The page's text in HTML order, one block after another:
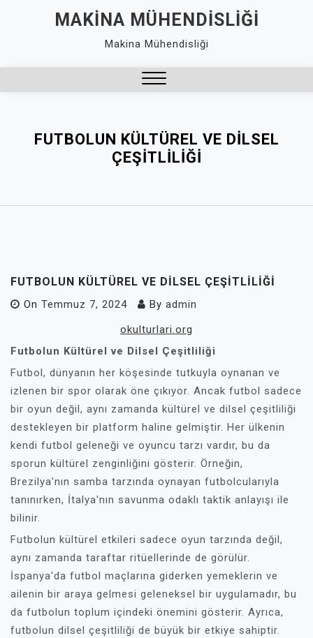
MAKINA MÜHENDISLIĞI
Makina Mühendisliği
FUTBOLUN KÜLTÜREL VE DILSEL
ÇEŞITLILIĞI
FUTBOLUN KÜLTÜREL VE DILSEL ÇEŞITLILIĞI
On Temmuz 7, 2024 By admin
okulturlari.org
Futbolun Kültürel ve Dilsel Çeşitliliği
Futbol, dünyanın her köşesinde tutkuyla oynanan ve
izlenen bir spor olarak öne çıkıyor. Ancak futbol sadece
bir oyun değil, aynı zamanda kültürel ve dilsel çeşitliliği
destekleyen bir platform haline gelmiştir. Her ülkenin
kendi futbol geleneği ve oyuncu tarzı vardır, bu da
sporun kültürel zenginliğini gösterir. Örneğin,
Brezilya'nın samba tarzında oynayan futbolcularıyla
tanınırken, İtalya'nın savunma odaklı taktik anlayışı ile
bilinir.
Futbolun kültürel etkileri sadece oyun tarzında değil,
aynı zamanda taraftar ritüellerinde de görülür.
İspanya'da futbol maçlarına giderken yemeklerin ve
ailenin bir araya gelmesi geleneksel bir uygulamadır, bu
da futbolun toplum içindeki önemini gösterir. Ayrıca,
futbolun dilsel çeşitliliği de büyük bir etkiye sahiptir.